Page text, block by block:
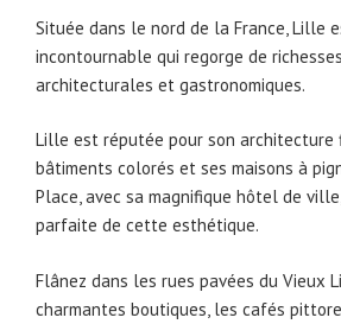
Située dans le nord de la France, Lille
incontournable qui regorge de
architecturales et gastronomiques.
Lille est réputée pour son architecture
bâtiments colorés et ses maisons à
Place, avec sa magnifique hôtel de
parfaite de cette esthétique.
Flânez dans les rues pavées du Vieux
charmantes boutiques, les cafés